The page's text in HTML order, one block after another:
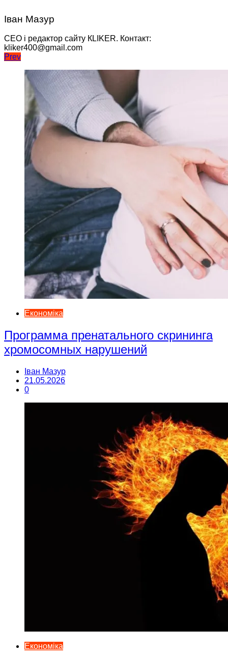
Іван Мазур
CEO і редактор сайту КLIKER. Контакт:
kliker400@gmail.com
Навігація
записів
Prev
Економіка
Программа пренатального скрининга
хромосомных нарушений
Іван Мазур
21.05.2026
0
Економіка